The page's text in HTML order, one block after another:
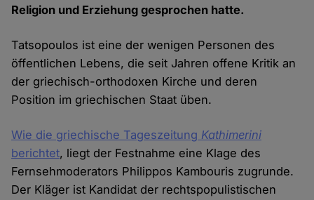
Religion und Erziehung gesprochen hatte.
Tatsopoulos ist eine der wenigen Personen des
öffentlichen Lebens, die seit Jahren offene Kritik an
der griechisch-orthodoxen Kirche und deren
Position im griechischen Staat üben.
Wie die griechische Tageszeitung Kathimerini
berichtet, liegt der Festnahme eine Klage des
Fernsehmoderators Philippos Kambouris zugrunde.
Der Kläger ist Kandidat der rechtspopulistischen